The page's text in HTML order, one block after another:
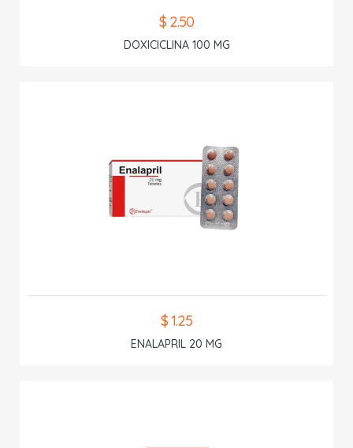
$ 2.50
DOXICICLINA 100 MG
$ 1.25
ENALAPRIL 20 MG